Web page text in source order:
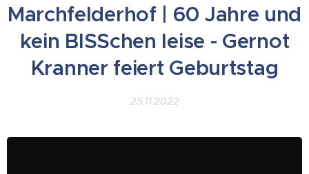
Marchfelderhof | 60 Jahre und
kein BISSchen leise - Gernot
Kranner feiert Geburtstag
25.11.2022